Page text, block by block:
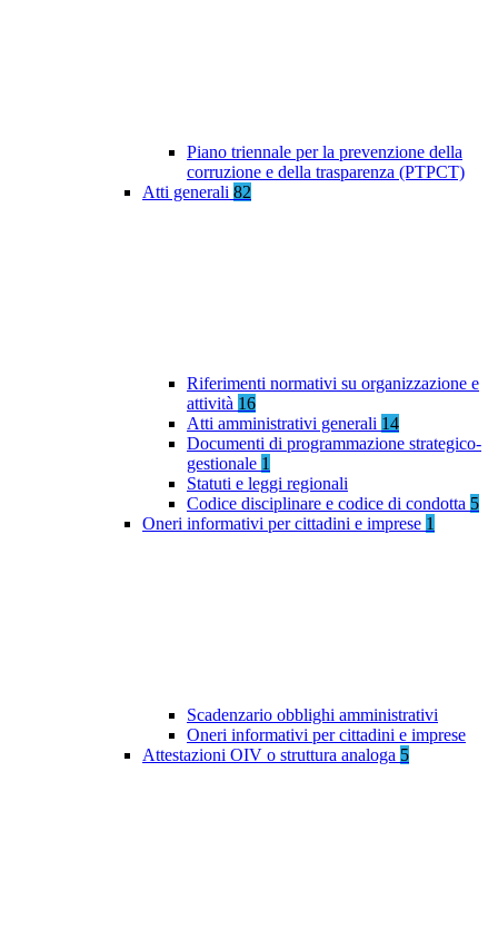
Piano triennale per la prevenzione della
corruzione e della trasparenza (PTPCT)
Atti generali 82
Riferimenti normativi su organizzazione e
attività 16
Atti amministrativi generali 14
Documenti di programmazione strategico-
gestionale 1
Statuti e leggi regionali
Codice disciplinare e codice di condotta 5
Oneri informativi per cittadini e imprese 1
Scadenzario obblighi amministrativi
Oneri informativi per cittadini e imprese
Attestazioni OIV o struttura analoga 5